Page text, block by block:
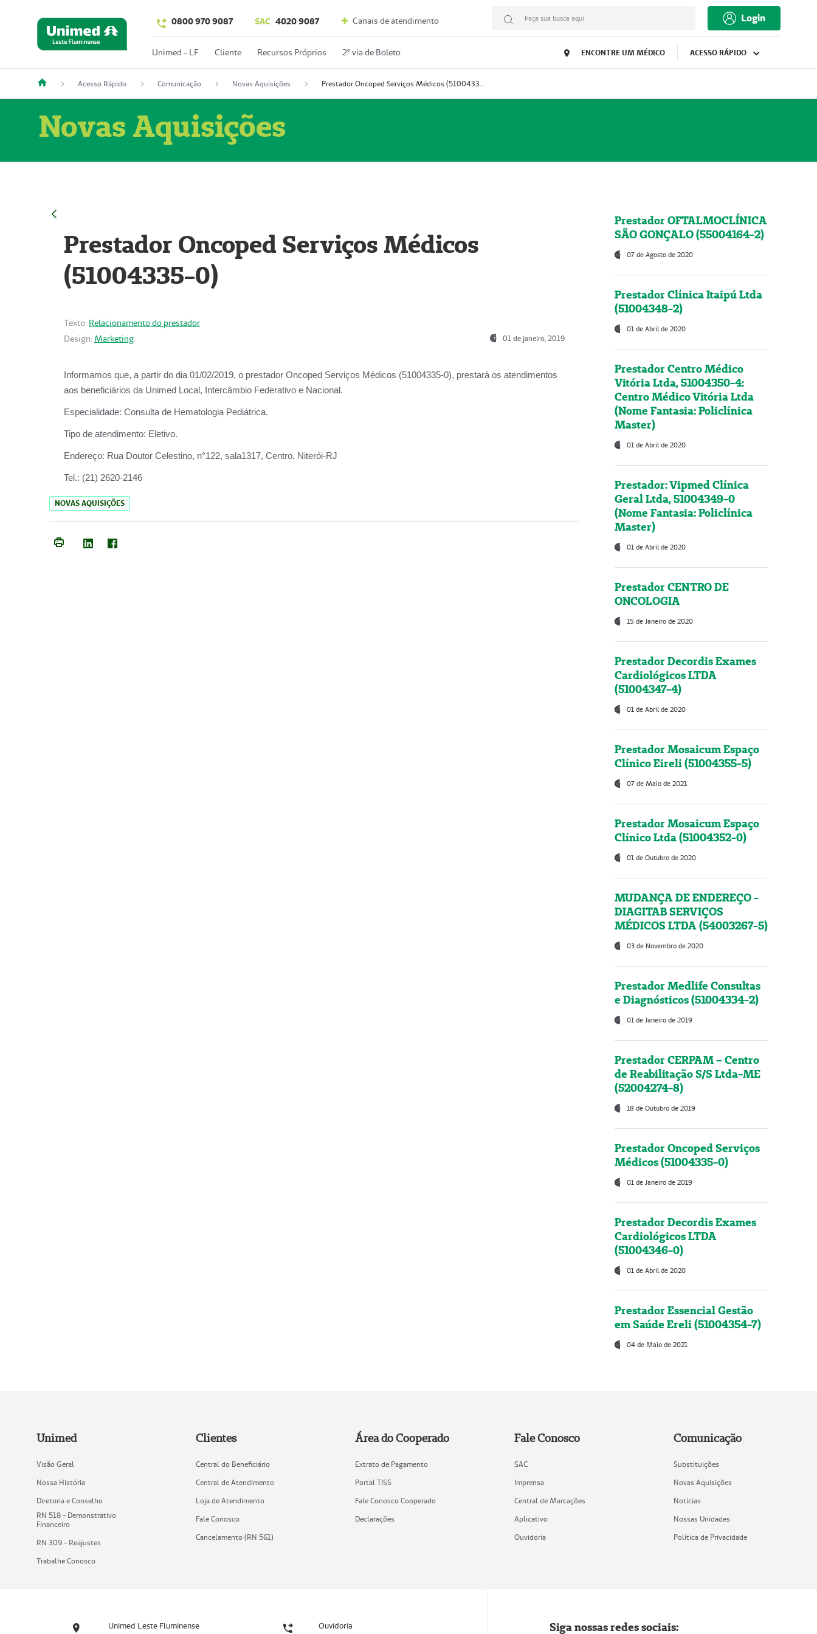
0800 970 9087 SAC 4020 9087 Canais de atendimento Faça sua busca aqui Login
Unimed - LF Cliente Recursos Próprios 2º via de Boleto ENCONTRE UM MÉDICO ACESSO RÁPIDO
Acesso Rápido Comunicação Novas Aquisições Prestador Oncoped Serviços Médicos (51004335-0)
Novas Aquisições
Prestador Oncoped Serviços Médicos
(51004335-0)
Texto: Relacionamento do prestador
Design: Marketing 01 de janeiro, 2019
Informamos que, a partir do dia 01/02/2019, o prestador Oncoped Serviços Médicos (51004335-0), prestará os atendimentos
aos beneficiários da Unimed Local, Intercâmbio Federativo e Nacional.
Especialidade: Consulta de Hematologia Pediátrica.
Tipo de atendimento: Eletivo.
Endereço: Rua Doutor Celestino, n°122, sala1317, Centro, Niterói-RJ
Tel.: (21) 2620-2146
NOVAS AQUISIÇÕES
Prestador OFTALMOCLÍNICA
SÃO GONÇALO (55004164-2)
07 de Agosto de 2020
Prestador Clínica Itaipú Ltda
(51004348-2)
01 de Abril de 2020
Prestador Centro Médico
Vitória Ltda, 51004350-4:
Centro Médico Vitória Ltda
(Nome Fantasia: Policlínica
Master)
01 de Abril de 2020
Prestador: Vipmed Clínica
Geral Ltda, 51004349-0
(Nome Fantasia: Policlínica
Master)
01 de Abril de 2020
Prestador CENTRO DE
ONCOLOGIA
15 de Janeiro de 2020
Prestador Decordis Exames
Cardiológicos LTDA
(51004347-4)
01 de Abril de 2020
Prestador Mosaicum Espaço
Clínico Eireli (51004355-5)
07 de Maio de 2021
Prestador Mosaicum Espaço
Clínico Ltda (51004352-0)
01 de Outubro de 2020
MUDANÇA DE ENDEREÇO -
DIAGITAB SERVIÇOS
MÉDICOS LTDA (54003267-5)
03 de Novembro de 2020
Prestador Medlife Consultas
e Diagnósticos (51004334-2)
01 de Janeiro de 2019
Prestador CERPAM – Centro
de Reabilitação S/S Ltda-ME
(52004274-8)
18 de Outubro de 2019
Prestador Oncoped Serviços
Médicos (51004335-0)
01 de Janeiro de 2019
Prestador Decordis Exames
Cardiológicos LTDA
(51004346-0)
01 de Abril de 2020
Prestador Essencial Gestão
em Saúde Ereli (51004354-7)
04 de Maio de 2021
Unimed
Visão Geral
Nossa História
Diretoria e Conselho
RN 518 - Demonstrativo
Financeiro
RN 309 - Reajustes
Trabalhe Conosco
Clientes
Central do Beneficiário
Central de Atendimento
Loja de Atendimento
Fale Conosco
Cancelamento (RN 561)
Área do Cooperado
Extrato de Pagamento
Portal TISS
Fale Conosco Cooperado
Declarações
Fale Conosco
SAC
Imprensa
Central de Marcações
Aplicativo
Ouvidoria
Comunicação
Substituições
Novas Aquisições
Notícias
Nossas Unidades
Política de Privacidade
Unimed Leste Fluminense Ouvidoria Siga nossas redes sociais: